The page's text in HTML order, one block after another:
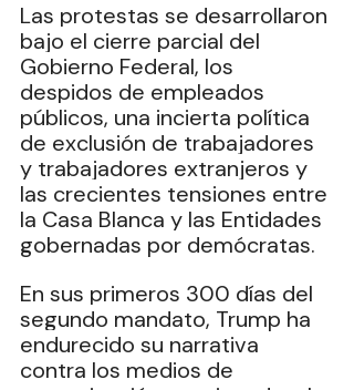
Las protestas se desarrollaron
bajo el cierre parcial del
Gobierno Federal, los
despidos de empleados
públicos, una incierta política
de exclusión de trabajadores
y trabajadores extranjeros y
las crecientes tensiones entre
la Casa Blanca y las Entidades
gobernadas por demócratas.
En sus primeros 300 días del
segundo mandato, Trump ha
endurecido su narrativa
contra los medios de